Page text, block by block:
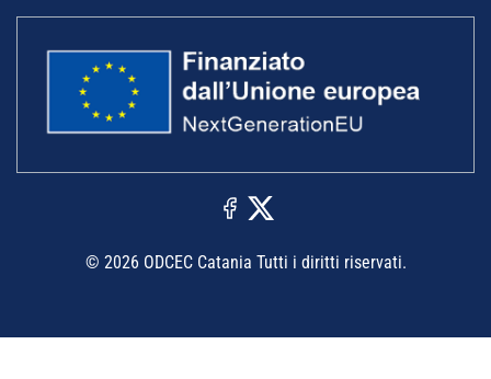
© 2026 ODCEC Catania Tutti i diritti riservati.